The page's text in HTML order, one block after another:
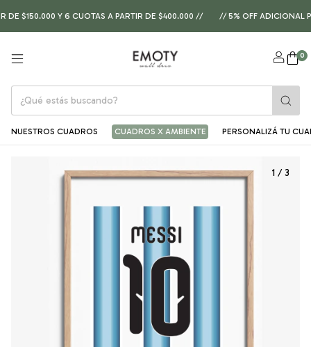
Y 6 CUOTAS A PARTIR DE $400.000 // // 5% OFF ADICIONAL
0
NUESTROS CUADROS CUADROS X AMBIENTE PERSONALIZÁ TU
1 /3